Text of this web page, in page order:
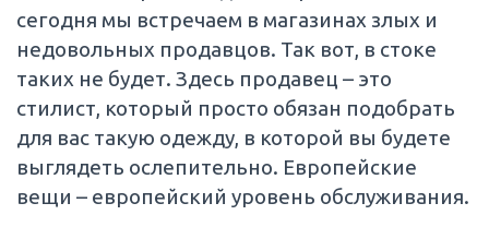
сегодня мы встречаем в магазинах злых и
недовольных продавцов. Так вот, в стоке
таких не будет. Здесь продавец – это
стилист, который просто обязан подобрать
для вас такую одежду, в которой вы будете
выглядеть ослепительно. Европейские
вещи – европейский уровень обслуживания.